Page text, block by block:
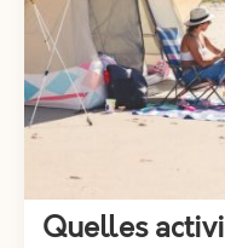
Quelles